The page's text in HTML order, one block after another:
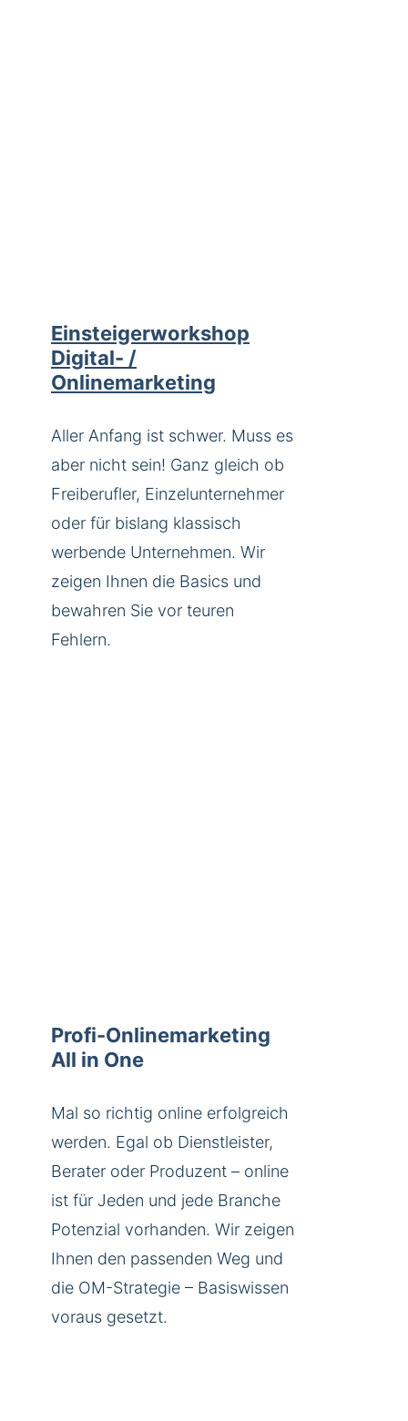
Einsteigerworkshop
Digital- /
Onlinemarketing
Aller Anfang ist schwer. Muss es
aber nicht sein! Ganz gleich ob
Freiberufler, Einzelunternehmer
oder für bislang klassisch
werbende Unternehmen. Wir
zeigen Ihnen die Basics und
bewahren Sie vor teuren
Fehlern.
Profi-Onlinemarketing
All in One
Mal so richtig online erfolgreich
werden. Egal ob Dienstleister,
Berater oder Produzent – online
ist für Jeden und jede Branche
Potenzial vorhanden. Wir zeigen
Ihnen den passenden Weg und
die OM-Strategie – Basiswissen
voraus gesetzt.